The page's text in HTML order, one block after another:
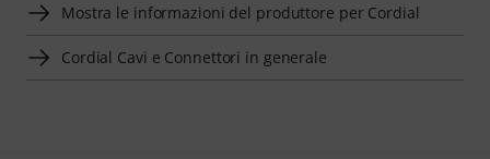
Mostra le informazioni del produttore per Cordial
Cordial Cavi e Connettori in generale